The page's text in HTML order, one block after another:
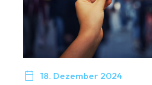
 18. Dezember 2024